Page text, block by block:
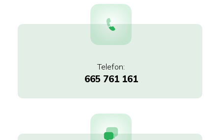
665 761 161